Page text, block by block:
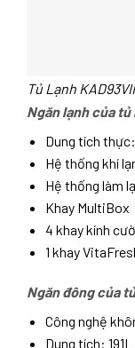
Tủ Lạnh
Ngăn lạnh của tủ
Dung tích thực:
Hệ thống khí
Hệ thống làm
Khay MultiBox
4 khay kính
1 khay
Ngăn đông của
Công nghệ
Dung tích: 191L